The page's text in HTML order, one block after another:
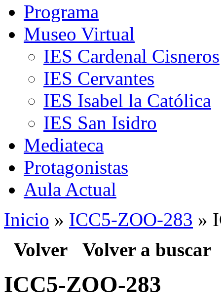
Programa
Museo Virtual
IES Cardenal Cisneros
IES Cervantes
IES Isabel la Católica
IES San Isidro
Mediateca
Protagonistas
Aula Actual
Inicio » ICC5-ZOO-283 »
Volver Volver a buscar
ICC5-ZOO-283